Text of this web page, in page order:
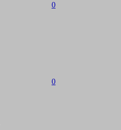
0
0